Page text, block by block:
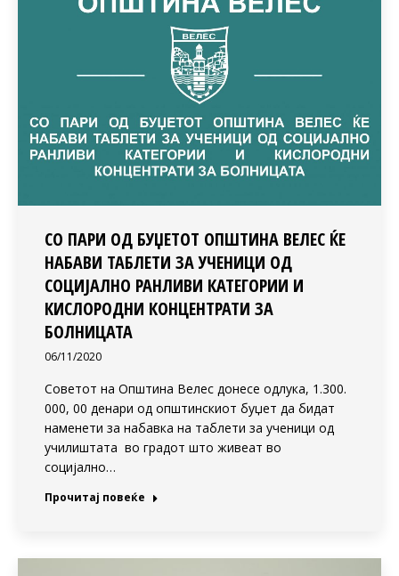
СО ПАРИ ОД БУЏЕТОТ ОПШТИНА ВЕЛЕС ЌЕ
НАБАВИ ТАБЛЕТИ ЗА УЧЕНИЦИ ОД
СОЦИЈАЛНО РАНЛИВИ КАТЕГОРИИ И
КИСЛОРОДНИ КОНЦЕНТРАТИ ЗА
БОЛНИЦАТА
06/11/2020
Советот на Општина Велес донесе одлука, 1.300.
000, 00 денари од општинскиот буџет да бидат
наменети за набавка на таблети за ученици од
училиштата во градот што живеат во
социјално…
Прочитај повеќе